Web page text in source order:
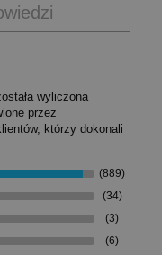
wyliczona
przez
którzy dokonali
(889)
(34)
(3)
(6)